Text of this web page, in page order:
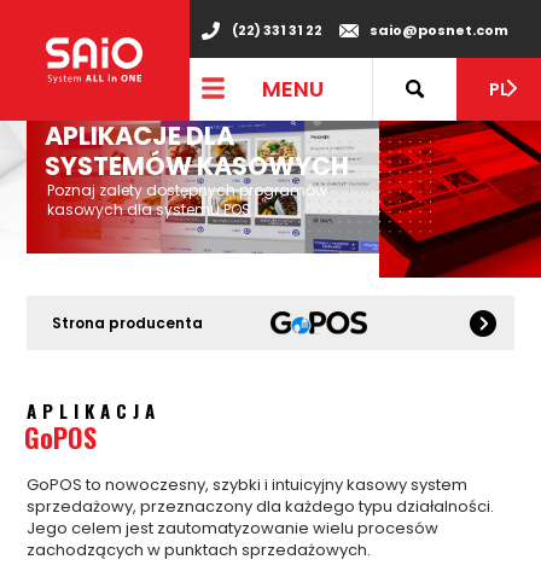
(22) 331 31 22 saio@posnet.com
MENU PL
APLIKACJE DLA
SYSTEMÓW KASOWYCH
Poznaj zalety dostępnych programów
kasowych dla systemu POS.
Strona producenta
APLIKACJA
GoPOS
GoPOS to nowoczesny, szybki i intuicyjny kasowy system
sprzedażowy, przeznaczony dla każdego typu działalności.
Jego celem jest zautomatyzowanie wielu procesów
zachodzących w punktach sprzedażowych.